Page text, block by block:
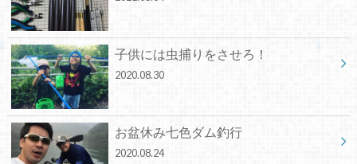
子供には虫捕りをさせろ！
2020.08.30
お盆休み七色ダム釣行
2020.08.24